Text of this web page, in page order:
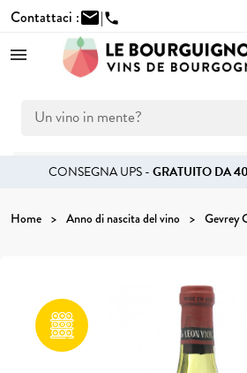
Contattaci :mail|phone
CONSEGNA UPS -GRATUITO DA
Home Anno di nascita del vino Gevrey